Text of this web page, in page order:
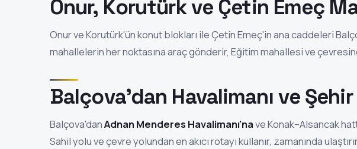
Onur, Korutürk ve Çetin Emeç
Onur ve Korutürk'ün konut blokları ile Çetin Emeç'in ana caddeleri
mahallelerin her noktasına araç gönderir, Eğitim mahallesi ve
Balçova'dan Havalimanı ve
Balçova'danAdnan Menderes Havalimanı'nave Konak–Alsancak
Sahil yolu ve çevre yolundan en akıcı rotayı kullanır, zamanında